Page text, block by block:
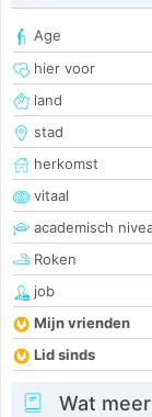
Age
hier voor
land
stad
herkomst
vitaal
academisch
Roken
job
Mijn vrienden
Lid sinds
Wat